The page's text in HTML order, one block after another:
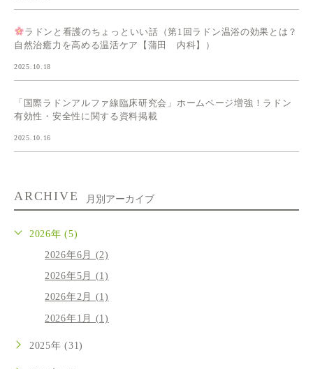
ラドンと看護のちょっといい話（第1回ラドン温浴の効果とは？
自然治癒力を高める温活ケア【蒲田 内科】）
2025.10.18
「国際ラドンアルファ線臨床研究会」ホームページ増強！ラドン
有効性・安全性に関する資料掲載
2025.10.16
ARCHIVE 月別アーカイブ
2026年 (5)
2026年6月 (2)
2026年5月 (1)
2026年2月 (1)
2026年1月 (1)
2025年 (31)